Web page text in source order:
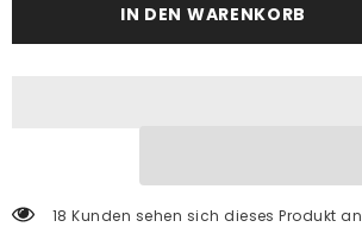
nach
IN DEN WARENKORB
18 Kunden sehen sich dieses Produkt an